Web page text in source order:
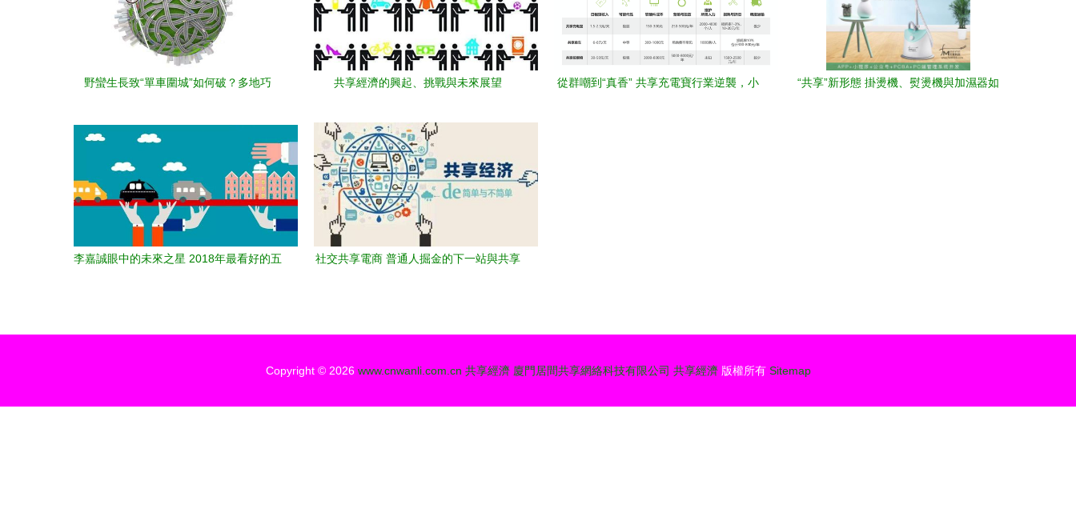
野蠻生長致“單車圍城”如何破？多地巧
共享經濟的興起、挑戰與未來展望
從群嘲到“真香” 共享充電寶行業逆襲，小
“共享”新形態 掛燙機、熨燙機與加濕器如
李嘉誠眼中的未來之星 2018年最看好的五
社交共享電商 普通人掘金的下一站與共享
Copyright © 2026 www.cnwanli.com.cn 共享經濟 廈門居間共享網絡科技有限公司 共享經濟版權所有 Sitemap